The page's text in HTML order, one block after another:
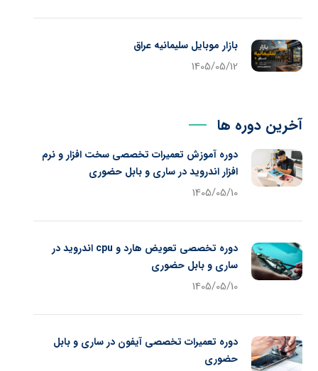
بازار موبایل سلیمانیه عراق
1405/05/12
آخرین دوره ها
دوره آموزش تعمیرات تخصصی سخت افزار و نرم
افزار اندروید در ساری و بابل حضوری
1405/05/10
دوره تخصصی تعویض هارد و cpu اندروید در
ساری و بابل حضوری
1405/05/10
دوره تعمیرات تخصصی آیفون در ساری و بابل
حضوری